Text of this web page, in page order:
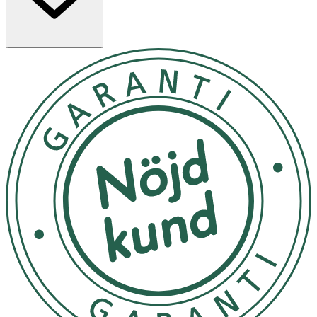
Japonica Juice), som är naturligt rik på mineraler och
anhydroxylitol och xylitol, som utvinns ur växtbaserade
sockerarter, fungerar som naturliga fuktbindare och
hjälper huden att hålla kvar fukt, vilket förhindrar
uttorkning efter rengöring. Extrakt från såpört
(Saponaria Officinalis Leaf Extract), grönt te (Camellia
Sinensis Leaf Ex
Denna skumtvätt tar bort lätt make-up men vi
rekommenderar att starta rengöringen med en oljetvätt
och sedan fortsätta med denna som steg två. Fukta
ansiktet och pumpa 2-3 pumpar i handflatan och
massera in med små cirkelrörelser innan du sköljer av allt
med ljummet vatten.
Förvara torrt och svalt och ej i direkt solljus.
OK för gravida och ammande: